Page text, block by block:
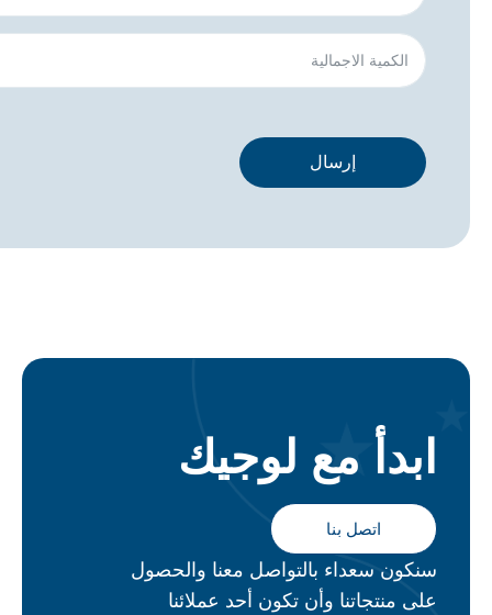
إرسال
ابدأ مع لوجيك
اتصل بنا
سنكون سعداء بالتواصل معنا والحصول
على منتجاتنا وأن تكون أحد عملائنا